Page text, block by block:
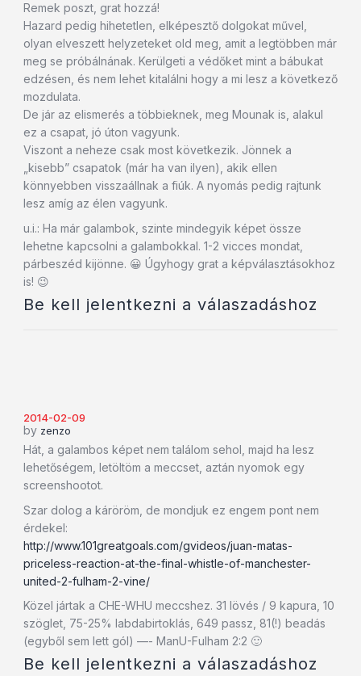
Remek poszt, grat hozzá!
Hazard pedig hihetetlen, elképesztő dolgokat művel,
olyan elveszett helyzeteket old meg, amit a legtöbben már
meg se próbálnának. Kerülgeti a védőket mint a bábukat
edzésen, és nem lehet kitalálni hogy a mi lesz a következő
mozdulata.
De jár az elismerés a többieknek, meg Mounak is, alakul
ez a csapat, jó úton vagyunk.
Viszont a neheze csak most következik. Jönnek a
„kisebb” csapatok (már ha van ilyen), akik ellen
könnyebben visszaállnak a fiúk. A nyomás pedig rajtunk
lesz amíg az élen vagyunk.
u.i.: Ha már galambok, szinte mindegyik képet össze
lehetne kapcsolni a galambokkal. 1-2 vicces mondat,
párbeszéd kijönne. 😀 Úgyhogy grat a képválasztásokhoz
is! 😉
Be kell jelentkezni a válaszadáshoz
2014-02-09
by zenzo
Hát, a galambos képet nem találom sehol, majd ha lesz
lehetőségem, letöltöm a meccset, aztán nyomok egy
screenshootot.
Szar dolog a káröröm, de mondjuk ez engem pont nem
érdekel:
http://www.101greatgoals.com/gvideos/juan-matas-
priceless-reaction-at-the-final-whistle-of-manchester-
united-2-fulham-2-vine/
Közel jártak a CHE-WHU meccshez. 31 lövés / 9 kapura, 10
szöglet, 75-25% labdabirtoklás, 649 passz, 81(!) beadás
(egyből sem lett gól) —- ManU-Fulham 2:2 🙂
Be kell jelentkezni a válaszadáshoz